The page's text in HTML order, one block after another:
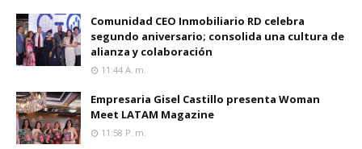
Comunidad CEO Inmobiliario RD celebra
segundo aniversario; consolida una cultura de
alianza y colaboración
11:44 A. M.
Empresaria Gisel Castillo presenta Woman
Meet LATAM Magazine
11:58 P. M.